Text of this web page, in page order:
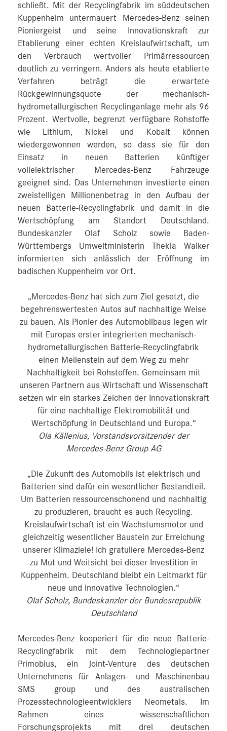
schließt. Mit der Recyclingfabrik im süddeutschen
Kuppenheim untermauert Mercedes-Benz seinen
Pioniergeist und seine Innovationskraft zur
Etablierung einer echten Kreislaufwirtschaft, um
den Verbrauch wertvoller Primärressourcen
deutlich zu verringern. Anders als heute etablierte
Verfahren beträgt die erwartete
Rückgewinnungsquote der mechanisch-
hydrometallurgischen Recyclinganlage mehr als 96
Prozent. Wertvolle, begrenzt verfügbare Rohstoffe
wie Lithium, Nickel und Kobalt können
wiedergewonnen werden, so dass sie für den
Einsatz in neuen Batterien künftiger
vollelektrischer Mercedes-Benz Fahrzeuge
geeignet sind. Das Unternehmen investierte einen
zweistelligen Millionenbetrag in den Aufbau der
neuen Batterie-Recyclingfabrik und damit in die
Wertschöpfung am Standort Deutschland.
Bundeskanzler Olaf Scholz sowie Baden-
Württembergs Umweltministerin Thekla Walker
informierten sich anlässlich der Eröffnung im
badischen Kuppenheim vor Ort.
„Mercedes-Benz hat sich zum Ziel gesetzt, die
begehrenswertesten Autos auf nachhaltige Weise
zu bauen. Als Pionier des Automobilbaus legen wir
mit Europas erster integrierten mechanisch-
hydrometallurgischen Batterie-Recyclingfabrik
einen Meilenstein auf dem Weg zu mehr
Nachhaltigkeit bei Rohstoffen. Gemeinsam mit
unseren Partnern aus Wirtschaft und Wissenschaft
setzen wir ein starkes Zeichen der Innovationskraft
für eine nachhaltige Elektromobilität und
Wertschöpfung in Deutschland und Europa.“
Ola Källenius, Vorstandsvorsitzender der
Mercedes-Benz Group AG
„Die Zukunft des Automobils ist elektrisch und
Batterien sind dafür ein wesentlicher Bestandteil.
Um Batterien ressourcenschonend und nachhaltig
zu produzieren, braucht es auch Recycling.
Kreislaufwirtschaft ist ein Wachstumsmotor und
gleichzeitig wesentlicher Baustein zur Erreichung
unserer Klimaziele! Ich gratuliere Mercedes-Benz
zu Mut und Weitsicht bei dieser Investition in
Kuppenheim. Deutschland bleibt ein Leitmarkt für
neue und innovative Technologien.“
Olaf Scholz, Bundeskanzler der Bundesrepublik
Deutschland
Mercedes-Benz kooperiert für die neue Batterie-
Recyclingfabrik mit dem Technologiepartner
Primobius, ein Joint-Venture des deutschen
Unternehmens für Anlagen– und Maschinenbau
SMS group und des australischen
Prozesstechnologieentwicklers Neometals. Im
Rahmen eines wissenschaftlichen
Forschungsprojekts mit drei deutschen